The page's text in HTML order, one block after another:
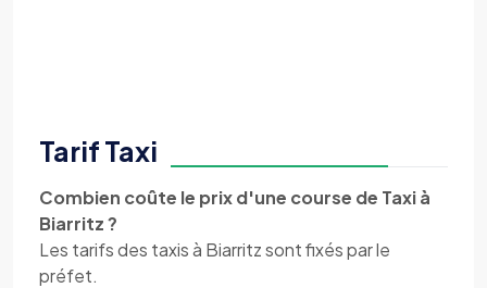
Tarif Taxi
Combien coûte le prix d'une course de Taxi à
Biarritz ?
Les tarifs des taxis à Biarritz sont fixés par le
préfet.